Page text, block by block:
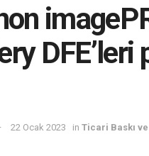
DFE’leri
22 Ocak 2023 in Ticari Baskı ve